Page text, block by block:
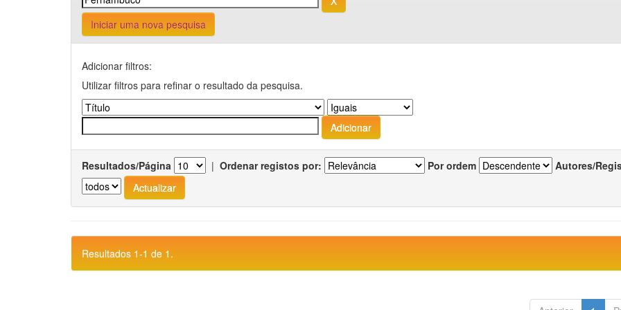
Iniciar uma nova pesquisa
Adicionar filtros:
Utilizar filtros para refinar o resultado da pesquisa.
Resultados/Página | Ordenar registos por: Por ordem Autores/
Resultados 1-1 de 1.